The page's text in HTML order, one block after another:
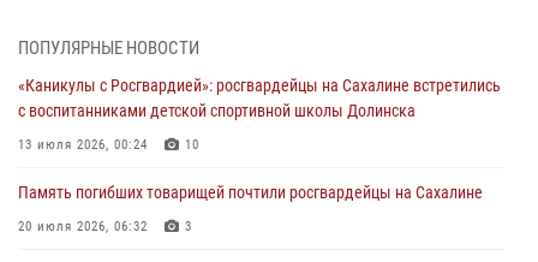
31 июля 2026, 06:56
Сахалинские росгвардейцы стали лучшими на чемпионате
ПОПУЛЯРНЫЕ НОВОСТИ
«Каникулы с Росгвардией»: росгвардейцы на Сахалине встретились
с воспитанниками детской спортивной школы Долинска
13 июля 2026, 00:24 10
Память погибших товарищей почтили росгвардейцы на Сахалине
20 июля 2026, 06:32 3